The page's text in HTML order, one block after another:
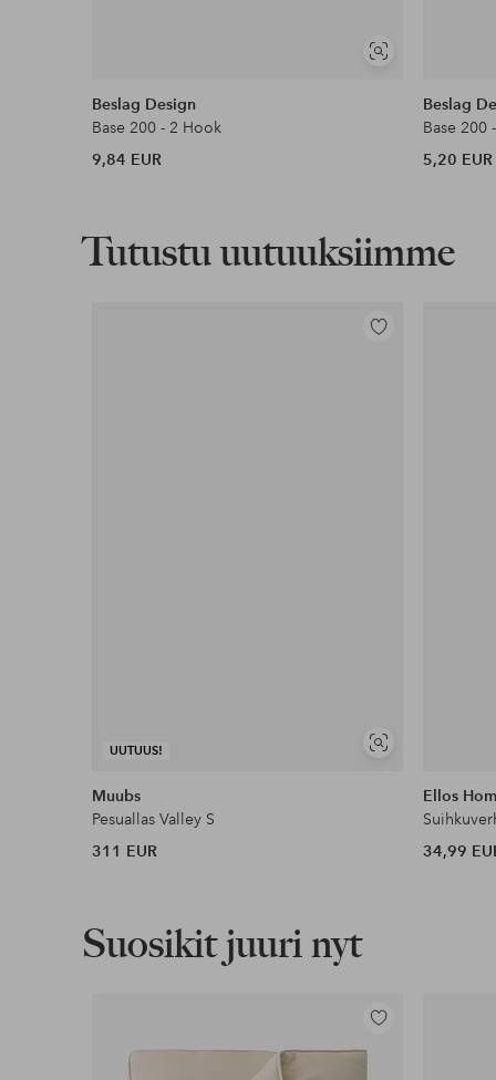
Näytä
Beslag Design
Base 200 - 2 Hook
9,84 EUR
Beslag
Base 200
5,20 EUR
Tutustu uutuuksiimme
UUTUUS!
Näytä
Lisää
Muubs
Pesuallas Valley S
311 EUR
Ellos
34,99
Suosikit juuri nyt
Lisää
suosikkeihin